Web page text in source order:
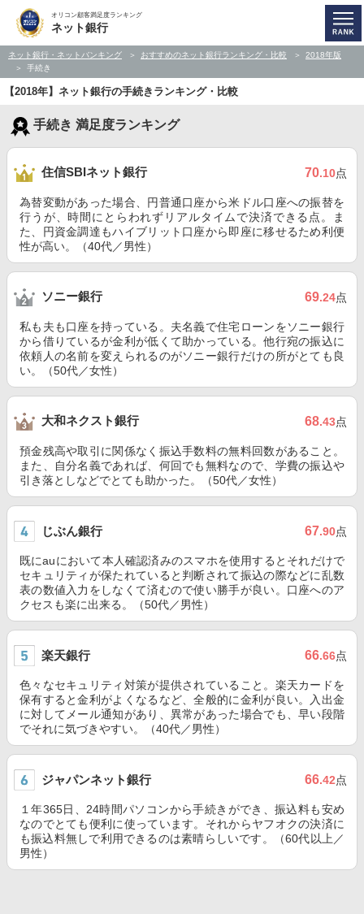
オリコン顧客満足度ランキング
ネット銀行
ネット銀行・ネットバンキング おすすめのネット銀行ランキング・比較
2018年版
手続き
【2018年】ネット銀行の手続きランキング・比較
手続き 満足度ランキング
住信SBIネット銀行 70.10点
為替変動があった場合、円普通口座から米ドル口座への振替を
行うが、時間にとらわれずリアルタイムで決済できる点。ま
た、円資金調達もハイブリット口座から即座に移せるため利便
性が高い。（40代／男性）
ソニー銀行 69.24点
私も夫も口座を持っている。夫名義で住宅ローンをソニー銀行
から借りているが金利が低くて助かっている。他行宛の振込に
依頼人の名前を変えられるのがソニー銀行だけの所がとても良
い。（50代／女性）
大和ネクスト銀行 68.43点
預金残高や取引に関係なく振込手数料の無料回数があること。
また、自分名義であれば、何回でも無料なので、学費の振込や
引き落としなどでとても助かった。（50代／女性）
じぶん銀行 67.90点
既にauにおいて本人確認済みのスマホを使用するとそれだけで
セキュリティが保たれていると判断されて振込の際などに乱数
表の数値入力をしなくて済むので使い勝手が良い。口座へのア
クセスも楽に出来る。（50代／男性）
楽天銀行 66.66点
色々なセキュリティ対策が提供されていること。楽天カードを
保有すると金利がよくなるなど、全般的に金利が良い。入出金
に対してメール通知があり、異常があった場合でも、早い段階
でそれに気づきやすい。（40代／男性）
ジャパンネット銀行 66.42点
１年365日、24時間パソコンから手続きができ、振込料も安め
なのでとても便利に使っています。それからヤフオクの決済に
も振込料無しで利用できるのは素晴らしいです。（60代以上／
男性）